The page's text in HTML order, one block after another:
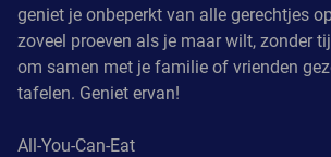
geniet je onbeperkt van alle gerechtjes
zoveel proeven als je maar wilt, zonder
om samen met je familie of vrienden
tafelen. Geniet ervan!
All-You-Can-Eat